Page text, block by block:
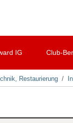
IG Club-
Restaurierung